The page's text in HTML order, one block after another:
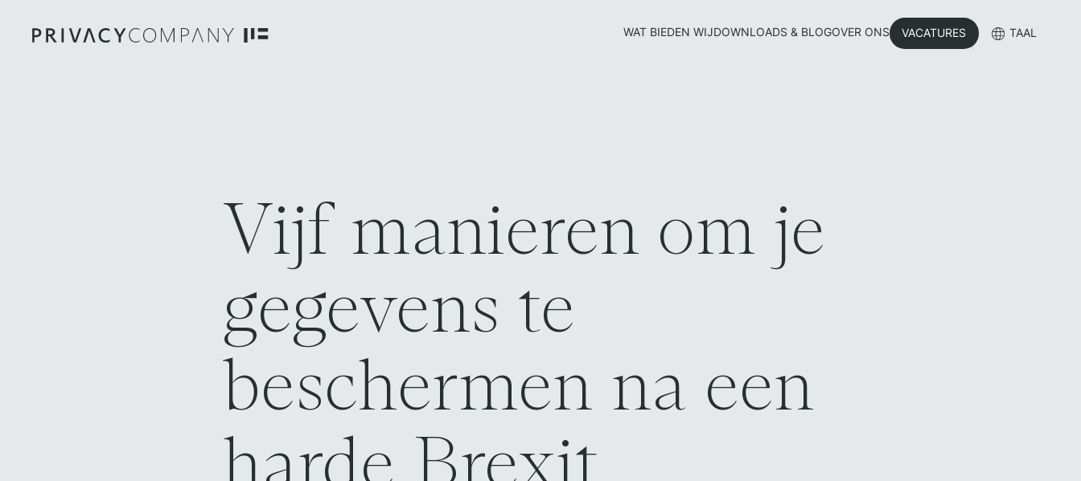
WAT BIEDEN WIJDOWNLOADS & BLOGOVER ONS VACATURES TAAL
Vijf manieren om je
gegevens te
beschermen na een
harde Brexit